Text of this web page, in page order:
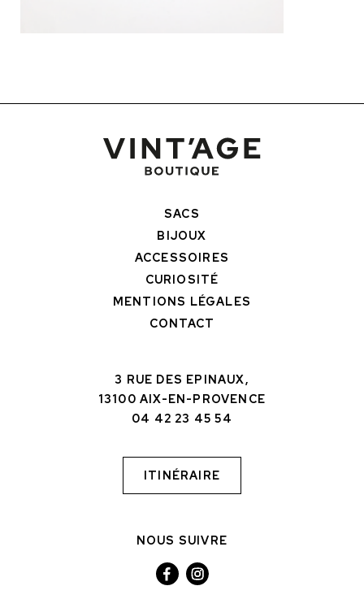
SACS
BIJOUX
ACCESSOIRES
CURIOSITÉ
MENTIONS LÉGALES
CONTACT
3 RUE DES EPINAUX,
13100 AIX-EN-PROVENCE
04 42 23 45 54
ITINÉRAIRE
NOUS SUIVRE